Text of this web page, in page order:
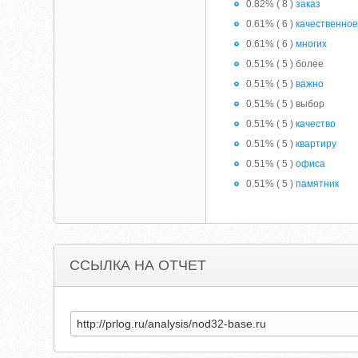
0.82% ( 8 )заказ
0.61% ( 6 )качественное
0.61% ( 6 )многих
0.51% ( 5 ) более
0.51% ( 5 )важно
0.51% ( 5 ) выбор
0.51% ( 5 )качество
0.51% ( 5 )квартиру
0.51% ( 5 )офиса
0.51% ( 5 )памятник
ССЫЛКА НА ОТЧЕТ